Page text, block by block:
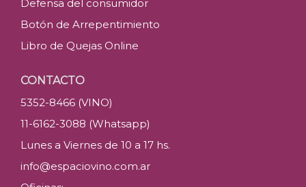
Defensa del consumidor
Botón de Arrepentimiento
Libro de Quejas Online
CONTACTO
5352-8466 (VINO)
11-6162-3088 (Whatsapp)
Lunes a Viernes de 10 a 17 hs.
info@espaciovino.com.ar